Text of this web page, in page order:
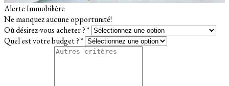
Alerte Immobilière
Ne manquez aucune opportunité!
Où désirez-vous acheter ? *
Quel est votre budget ? *